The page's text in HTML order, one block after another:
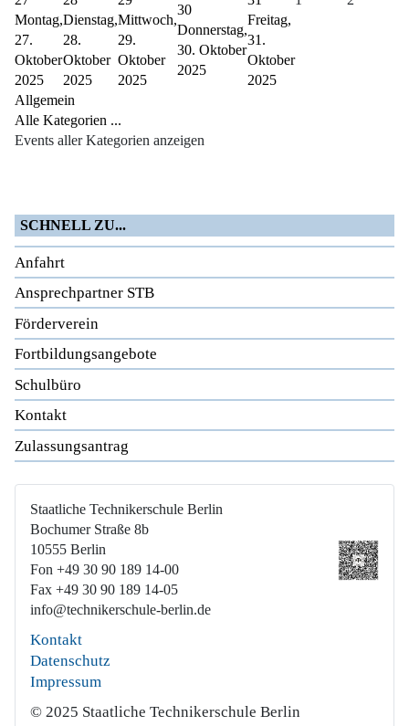
Montag,
27.
Oktober
2025
Dienstag,
28.
Oktober
2025
Mittwoch,
29.
Oktober
2025
30
Donnerstag,
30. Oktober
2025
Freitag,
31.
Oktober
2025
Allgemein
Alle Kategorien ...
Events aller Kategorien anzeigen
SCHNELL ZU...
Anfahrt
Ansprechpartner STB
Förderverein
Fortbildungsangebote
Schulbüro
Kontakt
Zulassungsantrag
Staatliche Technikerschule Berlin
Bochumer Straße 8b
10555 Berlin
Fon +49 30 90 189 14-00
Fax +49 30 90 189 14-05
info@technikerschule-berlin.de
Kontakt
Datenschutz
Impressum
© 2025 Staatliche Technikerschule Berlin